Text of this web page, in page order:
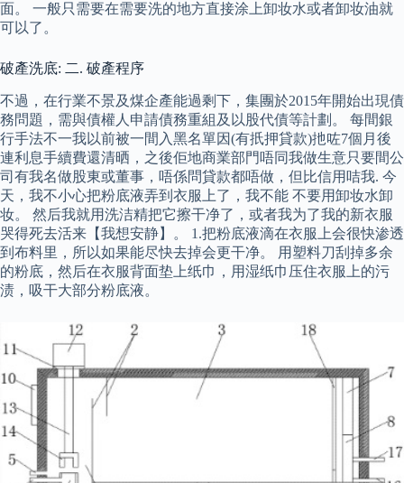
面。 一般只需要在需要洗的地方直接涂上卸妆水或者卸妆油就
可以了。
破產洗底: 二. 破產程序
不過，在行業不景及煤企產能過剩下，集團於2015年開始出現債
務問題，需與債權人申請債務重組及以股代債等計劃。 每間銀
行手法不一我以前被一間入黑名單因(有扺押貸款)扡咗7個月後
連利息手續費還清晒，之後佢地商業部門唔同我做生意只要間公
司有我名做股東或董事，唔係問貸款都唔做，但比信用咭我. 今
天，我不小心把粉底液弄到衣服上了，我不能 不要用卸妆水卸
妆。 然后我就用洗洁精把它擦干净了，或者我为了我的新衣服
哭得死去活来【我想安静】。 1.把粉底液滴在衣服上会很快渗透
到布料里，所以如果能尽快去掉会更干净。 用塑料刀刮掉多余
的粉底，然后在衣服背面垫上纸巾，用湿纸巾压住衣服上的污
渍，吸干大部分粉底液。